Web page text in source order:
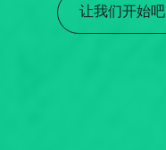
让我们开始吧